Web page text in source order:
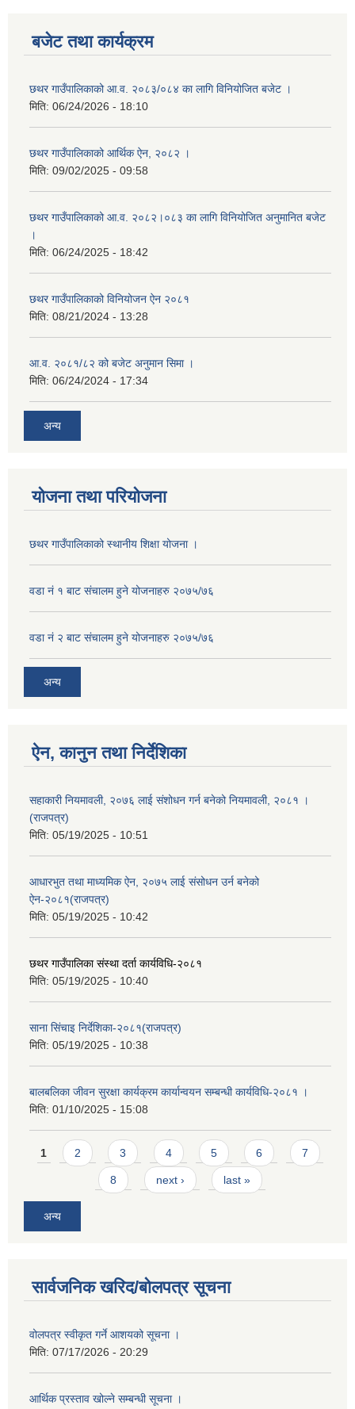
बजेट तथा कार्यक्रम
छथर गाउँपालिकाको आ.व. २०८३/०८४ का लागि विनियोजित बजेट ।
मिति: 06/24/2026 - 18:10
छथर गाउँपालिकाको आर्थिक ऐन, २०८२ ।
मिति: 09/02/2025 - 09:58
छथर गाउँपालिकाको आ.व. २०८२।०८३ का लागि विनियोजित अनुमानित बजेट
।
मिति: 06/24/2025 - 18:42
छथर गाउँपालिकाको विनियोजन ऐन २०८१
मिति: 08/21/2024 - 13:28
आ.व. २०८१/८२ को बजेट अनुमान सिमा ।
मिति: 06/24/2024 - 17:34
अन्य
योजना तथा परियोजना
छथर गाउँपालिकाको स्थानीय शिक्षा योजना ।
वडा नं १ बाट संचालम हुने योजनाहरु २०७५/७६
वडा नं २ बाट संचालम हुने योजनाहरु २०७५/७६
अन्य
ऐन, कानुन तथा निर्देशिका
सहाकारी नियमावली, २०७६ लाई संशोधन गर्न बनेको नियमावली, २०८१ ।
(राजपत्र)
मिति: 05/19/2025 - 10:51
आधारभुत तथा माध्यमिक ऐन, २०७५ लाई संसोधन उर्न बनेको
ऐन-२०८१(राजपत्र)
मिति: 05/19/2025 - 10:42
छथर गाउँपालिका संस्था दर्ता कार्यविधि-२०८१
मिति: 05/19/2025 - 10:40
साना सिंचाइ निर्देशिका-२०८१(राजपत्र)
मिति: 05/19/2025 - 10:38
बालबलिका जीवन सुरक्षा कार्यक्रम कार्यान्वयन सम्बन्धी कार्यविधि-२०८१ ।
मिति: 01/10/2025 - 15:08
Pages
1 2 3 4 5 6 7
8 next › last »
अन्य
सार्वजनिक खरिद/बोलपत्र सूचना
वोलपत्र स्वीकृत गर्ने आशयको सूचना ।
मिति: 07/17/2026 - 20:29
आर्थिक प्रस्ताव खोल्ने सम्बन्धी सूचना ।